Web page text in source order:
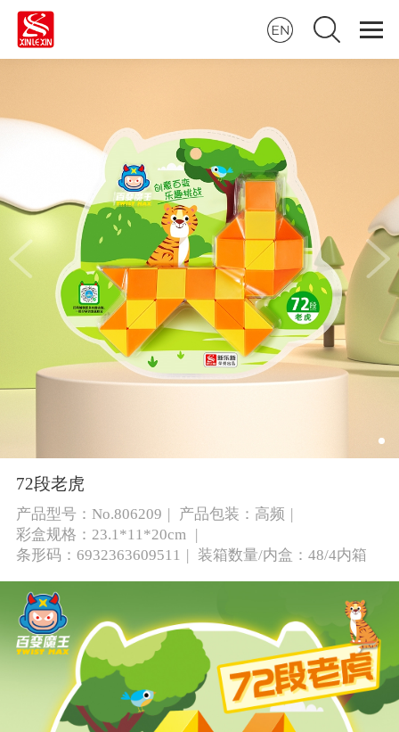
72段老虎
产品型号：No.806209
产品包装：高频
彩盒规格：23.1*11*20cm
条形码：6932363609511
装箱数量/内盒：48/4内箱